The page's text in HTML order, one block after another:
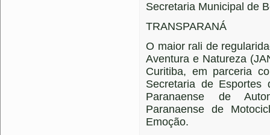
Secretaria Municipal de
TRANSPARANÁ
O maior rali de
Aventura e Natureza
Curitiba, em parceria
Secretaria de
Paranaense de
Paranaense de
Emoção.